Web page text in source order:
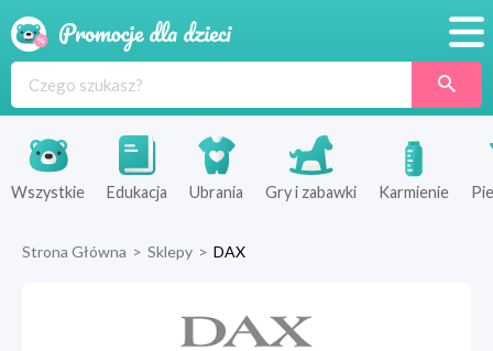
Produkty
Sklepy
Wszystkie Edukacja Ubrania Gry i zabawki Karmienie
Strona Główna > Sklepy > DAX